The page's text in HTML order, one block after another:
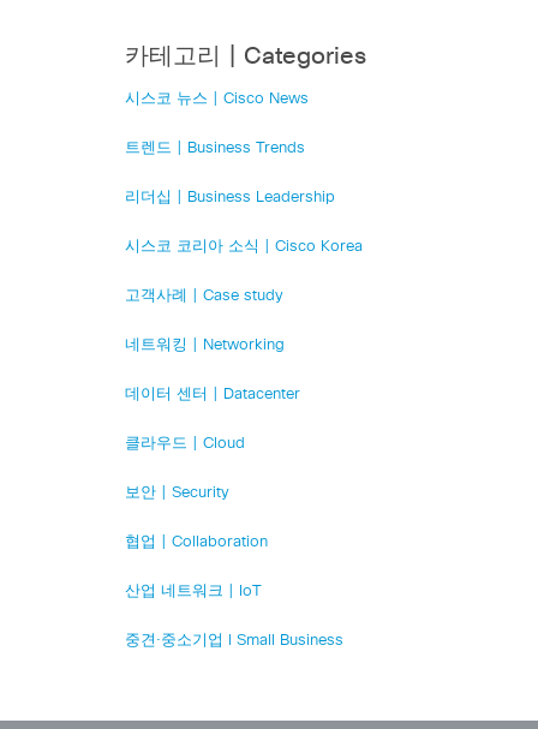
카테고리 | Categories
시스코 뉴스 | Cisco News
트렌드 | Business Trends
리더십 | Business Leadership
시스코 코리아 소식 | Cisco Korea
고객사례 | Case study
네트워킹 | Networking
데이터 센터 | Datacenter
클라우드 | Cloud
보안 | Security
협업 | Collaboration
산업 네트워크 | IoT
중견·중소기업 l Small Business